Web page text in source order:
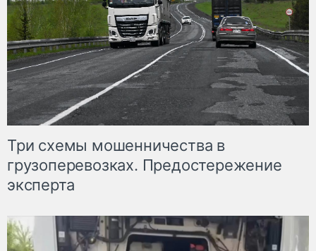
Три схемы мошенничества в
грузоперевозках. Предостережение
эксперта